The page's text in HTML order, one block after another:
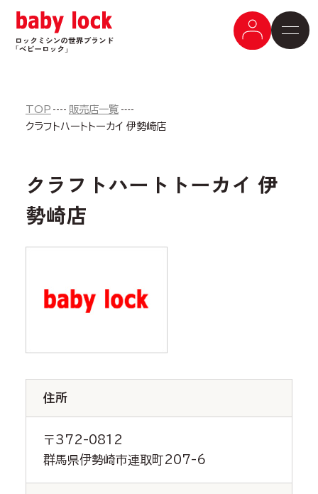
TOP
販売店一覧
クラフトハートトーカイ 伊勢崎店
クラフトハートトーカイ 伊
勢崎店
住所
〒372-0812
群馬県伊勢崎市連取町207-6